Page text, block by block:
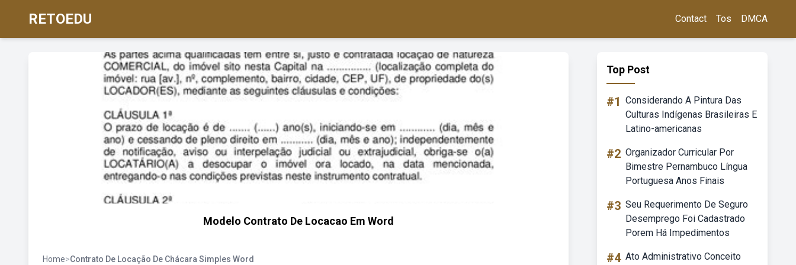
RETOEDU Contact Tos DMCA
Modelo Contrato De Locacao Em Word
Home>Contrato De Locação De Chácara Simples Word
Top Post
#1 Considerando A Pintura Das
Culturas Indígenas Brasileiras E
Latino-americanas
#2 Organizador Curricular Por
Bimestre Pernambuco Língua
Portuguesa Anos Finais
#3 Seu Requerimento De Seguro
Desemprego Foi Cadastrado
Porem Há Impedimentos
#4 Ato Administrativo Conceito